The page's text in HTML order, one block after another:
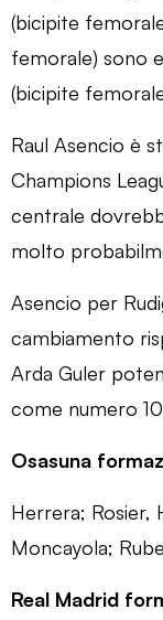
(bicipite
femorale) sono
(bicipite
Raul Asencio è
Champions
centrale
molto
Asencio per
cambiamento
Arda Guler
come numero
Osasuna
Herrera; Rosier,
Moncayola;
Real Madrid